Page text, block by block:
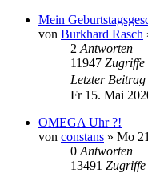
Mein
von Burkhard Rasch
2 Antworten
11947 Zugriffe
Letzter Beitrag
Fr 15. Mai
OMEGA Uhr ?!
von constans » Mo
0 Antworten
13491 Zugriffe